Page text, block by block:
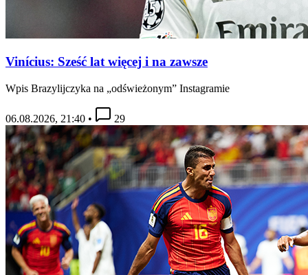
Vinícius: Sześć lat więcej i na zawsze
Wpis Brazylijczyka na „odświeżonym” Instagramie
06.08.2026, 21:40 • 29